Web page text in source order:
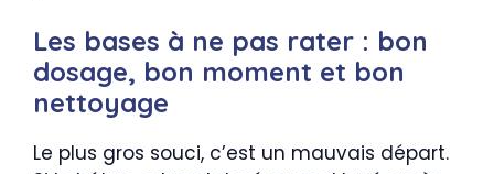
Les bases à ne pas rater : bon
dosage, bon moment et bon
nettoyage
Le plus gros souci, c’est un mauvais départ.